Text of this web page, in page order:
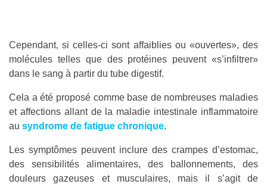
Cependant, si celles-ci sont affaiblies ou «ouvertes», des
molécules telles que des protéines peuvent «s’infiltrer»
dans le sang à partir du tube digestif.
Cela a été proposé comme base de nombreuses maladies
et affections allant de la maladie intestinale inflammatoire
au syndrome de fatigue chronique.
Les symptômes peuvent inclure des crampes d’estomac,
des sensibilités alimentaires, des ballonnements, des
douleurs gazeuses et musculaires, mais il s’agit de